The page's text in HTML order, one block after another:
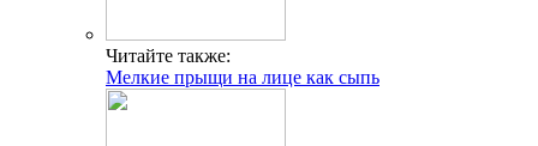
Читайте также:
Мелкие прыщи на лице как сыпь